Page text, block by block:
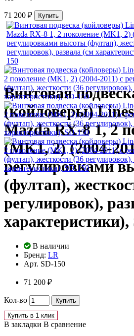
71 200 ₽ Купить
Винтовая
(койловеры)
Mazda RX-8 1, 2
(MK1, 2) (2004-
регулировками
(фултап),
регулировок),
характеристики),
В наличии
Бренд: LR
Арт. SD-150
71 200 ₽
Кол-во
Купить
Купить в 1 клик
В закладки В сравнение